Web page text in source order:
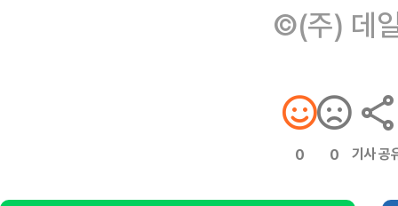
©(주) 데
0 0 기사 공